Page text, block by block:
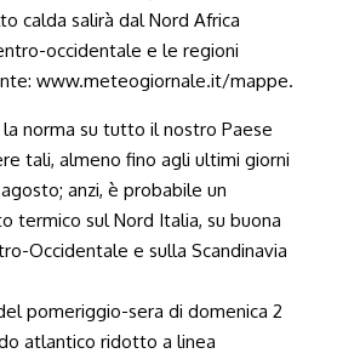
norma su tutto il nostro Paese
tali, almeno fino agli ultimi giorni
anzi, è probabile un
termico sul Nord Italia, su buona
Occidentale e sulla Scandinavia
pomeriggio-sera di domenica 2
atlantico ridotto a linea